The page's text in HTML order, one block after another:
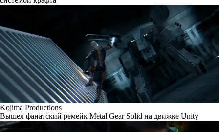
Kojima Productions
Вышел фанатский ремейк Metal Gear Solid на движке Unity